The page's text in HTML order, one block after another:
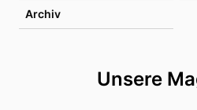
Archiv
Unsere